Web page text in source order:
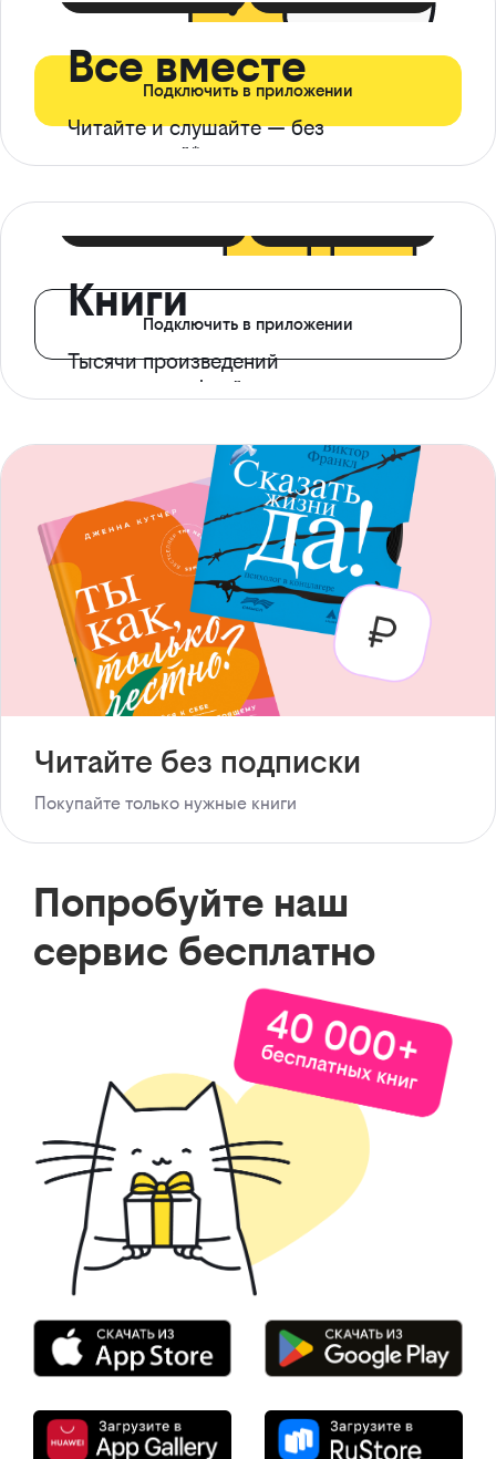
Все вместе
Читайте и слушайте — без
ограничений*
Подключить в приложении
Книги
Тысячи произведений
с доступом офлайн
Подключить в приложении
Читайте без подписки
Покупайте только нужные книги
Попробуйте наш
сервис бесплатно